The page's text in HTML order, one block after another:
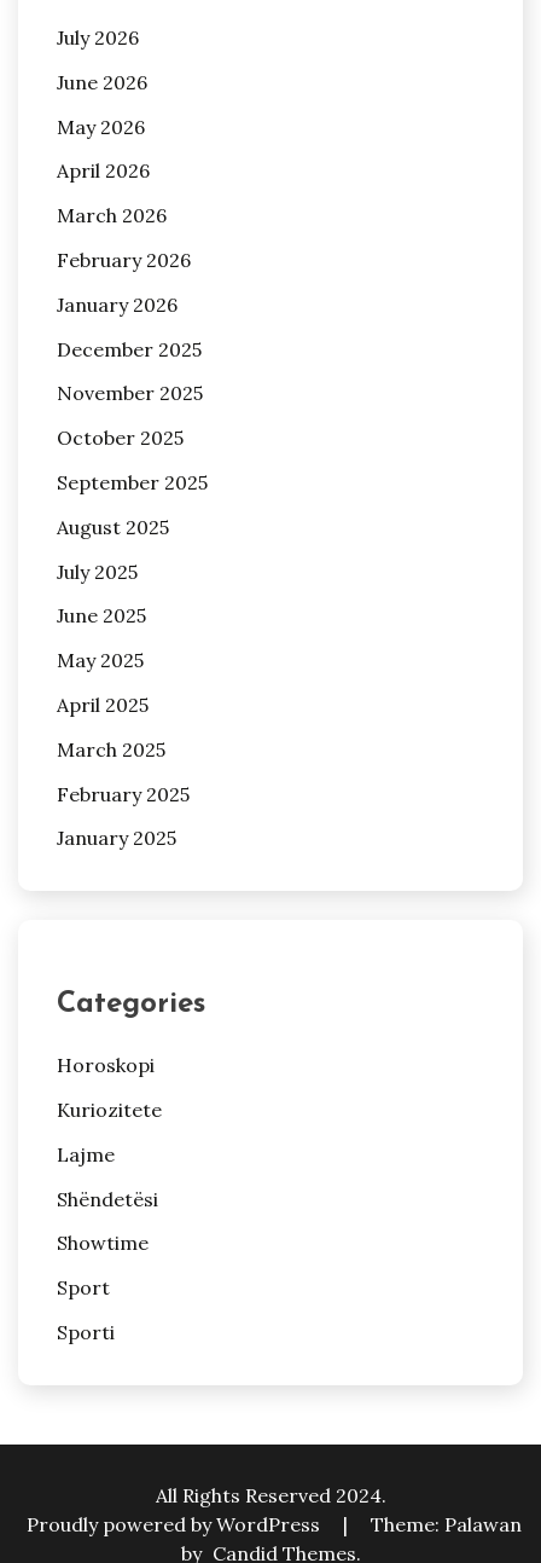
July 2026
June 2026
May 2026
April 2026
March 2026
February 2026
January 2026
December 2025
November 2025
October 2025
September 2025
August 2025
July 2025
June 2025
May 2025
April 2025
March 2025
February 2025
January 2025
Categories
Horoskopi
Kuriozitete
Lajme
Shëndetësi
Showtime
Sport
Sporti
All Rights Reserved 2024.
Proudly powered by WordPress
|
Theme: Palawan
by Candid Themes.